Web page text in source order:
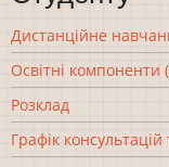
Дистанційне
Освітні компоненти
Розклад
Графік